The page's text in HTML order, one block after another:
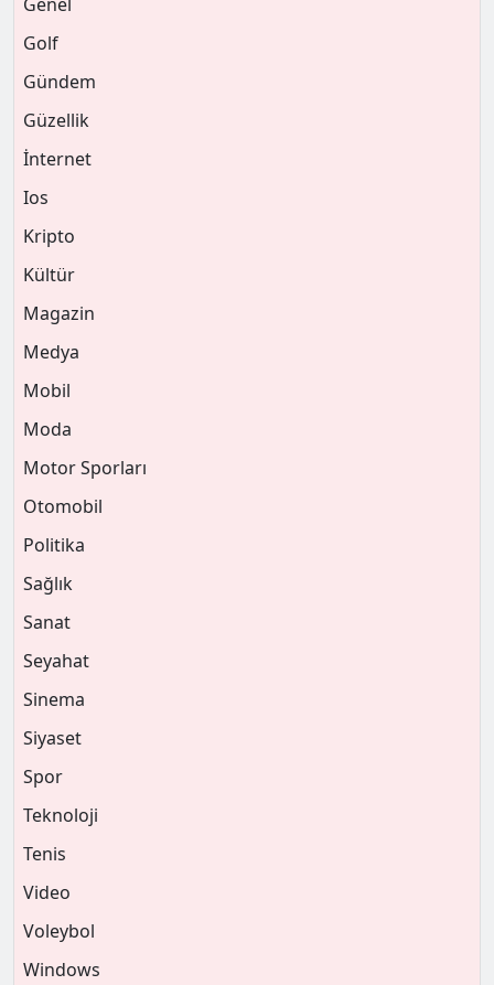
Golf
Gündem
Güzellik
İnternet
Ios
Kripto
Kültür
Magazin
Medya
Mobil
Moda
Motor Sporları
Otomobil
Politika
Sağlık
Sanat
Seyahat
Sinema
Siyaset
Spor
Teknoloji
Tenis
Video
Voleybol
Windows